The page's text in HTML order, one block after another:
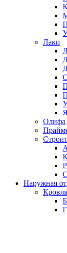
Лаки
Олифа
Наружная
Кровля